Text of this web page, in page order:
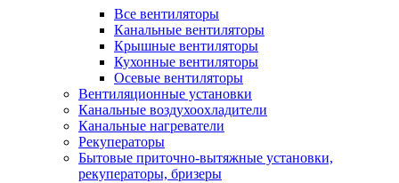
Все вентиляторы
Канальные вентиляторы
Крышные вентиляторы
Кухонные вентиляторы
Осевые вентиляторы
Вентиляционные установки
Канальные воздухоохладители
Канальные нагреватели
Рекуператоры
Бытовые приточно-вытяжные установки,
рекуператоры, бризеры